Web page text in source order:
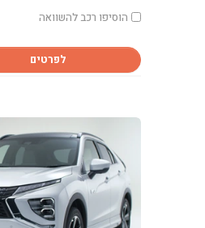
מכירת רכביםהוסיפו רכב להשוואה
לפרטים